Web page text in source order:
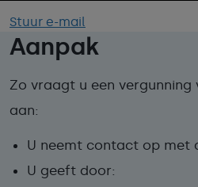
Stuur e-mail
Aanpak
Zo vraagt u een vergunning
aan:
U neemt contact op met
U geeft door: